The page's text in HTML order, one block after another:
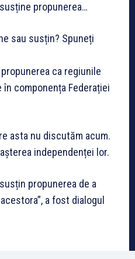
propunerea…
sau susțin? Spuneți
ca regiunile
componența Federației
asta nu discutăm acum.
independenței lor.
propunerea de a
a fost dialogul